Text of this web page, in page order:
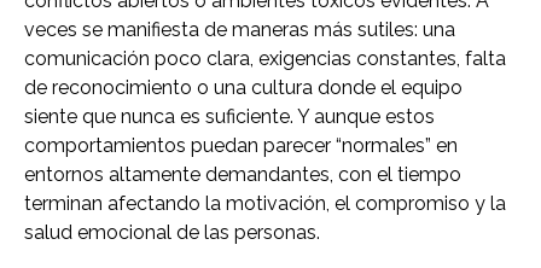
veces se manifiesta de maneras más sutiles: una
comunicación poco clara, exigencias constantes, falta
de reconocimiento o una cultura donde el equipo
siente que nunca es suficiente. Y aunque estos
comportamientos puedan parecer “normales” en
entornos altamente demandantes, con el tiempo
terminan afectando la motivación, el compromiso y la
salud emocional de las personas.